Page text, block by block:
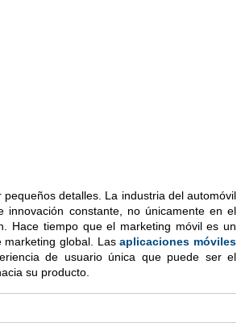
detalles. La industria del automóvil
constante, no únicamente en el
Hace tiempo que el marketing móvil es un
marketing global. Lasaplicaciones móviles
de usuario única que puede ser el
su producto.